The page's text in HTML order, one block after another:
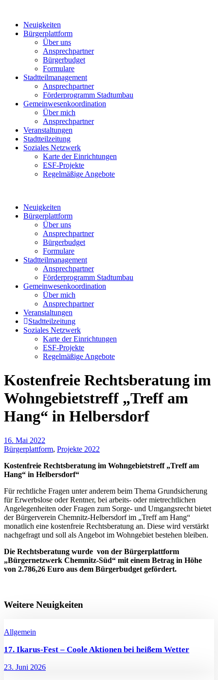
Neuigkeiten
Bürgerplattform
Über uns
Ansprechpartner
Bürgerbudget
Formulare
Stadtteilmanagement
Ansprechpartner
Förderprogramm Stadtumbau
Gemeinwesenkoordination
Über mich
Ansprechpartner
Veranstaltungen
Stadtteilzeitung
Soziales Netzwerk
Karte der Einrichtungen
ESF-Projekte
Regelmäßige Angebote
Neuigkeiten
Bürgerplattform
Über uns
Ansprechpartner
Bürgerbudget
Formulare
Stadtteilmanagement
Ansprechpartner
Förderprogramm Stadtumbau
Gemeinwesenkoordination
Über mich
Ansprechpartner
Veranstaltungen
Stadtteilzeitung
Soziales Netzwerk
Karte der Einrichtungen
ESF-Projekte
Regelmäßige Angebote
Kostenfreie Rechtsberatung im
Wohngebietstreff „Treff am
Hang“ in Helbersdorf
16. Mai 2022
Bürgerplattform, Projekte 2022
Kostenfreie Rechtsberatung im Wohngebietstreff „Treff am
Hang“ in Helbersdorf“
Für rechtliche Fragen unter anderem beim Thema Grundsicherung
für Erwerbslose oder Rentner, bei arbeits- oder mietrechtlichen
Angelegenheiten oder Fragen zum Sorge- und Umgangsrecht bietet
der Bürgerverein Chemnitz-Helbersdorf im „Treff am Hang“
monatlich eine kostenfreie Rechtsberatung an. Diese wird verstärkt
nachgefragt und soll als Angebot im Wohngebiet bestehen bleiben.
Die Rechtsberatung wurde von der Bürgerplattform
„Bürgernetzwerk Chemnitz-Süd“ mit einem Betrag in Höhe
von 2.786,26 Euro aus dem Bürgerbudget gefördert.
Weitere Neuigkeiten
Allgemein
17. Ikarus-Fest – Coole Aktionen bei heißem Wetter
23. Juni 2026